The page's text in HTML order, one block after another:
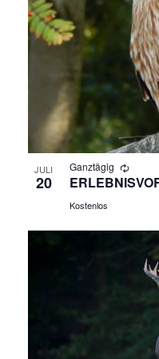
JULI
20
Ganztägig
Kostenlos